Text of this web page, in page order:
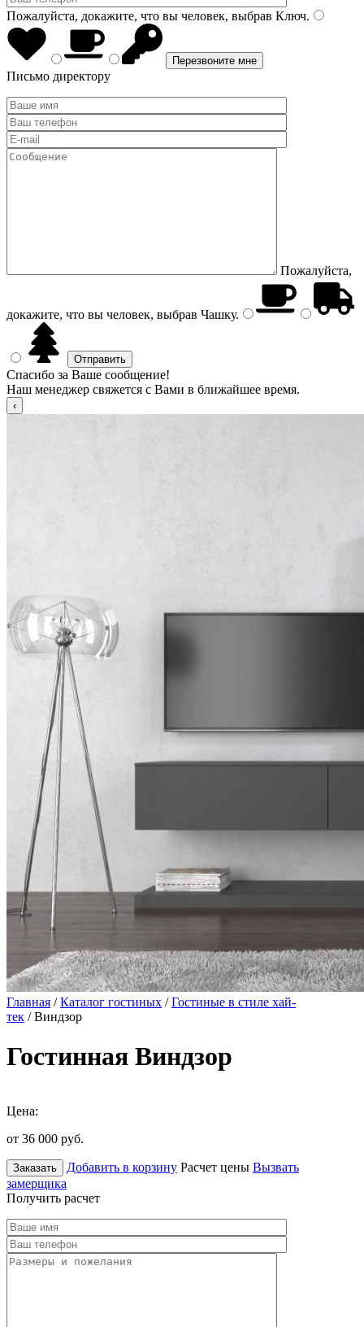
Пожалуйста, докажите, что вы человек, выбрав Ключ.
Письмо директору
Пожалуйста,
докажите, что вы человек, выбрав Чашку.
Спасибо за Ваше сообщение!
Наш менеджер свяжется с Вами в ближайшее время.
Главная /Каталог гостиных /Гостиные в стиле хай-
тек / Виндзор
Гостинная Виндзор
Цена:
от 36 000 руб.
Заказать Добавить в корзину Расчет цены Вызвать
замерщика
Получить расчет